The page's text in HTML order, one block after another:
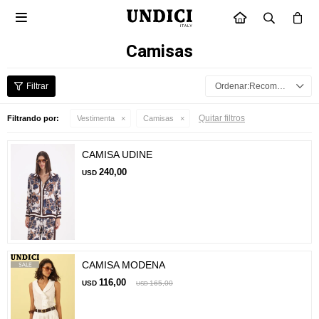
INICIO

Camisas
Recomendados
Filtrando por: Vestimenta Camisas Quitar filtros
CAMISA UDINE
USD 240,00
CAMISA MODENA
USD 116,00 USD 165,00